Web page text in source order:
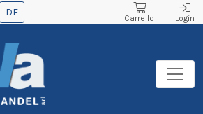
DE
Carrello Login